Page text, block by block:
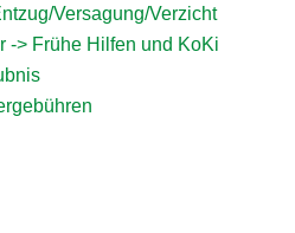
Versagung/Verzicht
-> Frühe Hilfen und KoKi